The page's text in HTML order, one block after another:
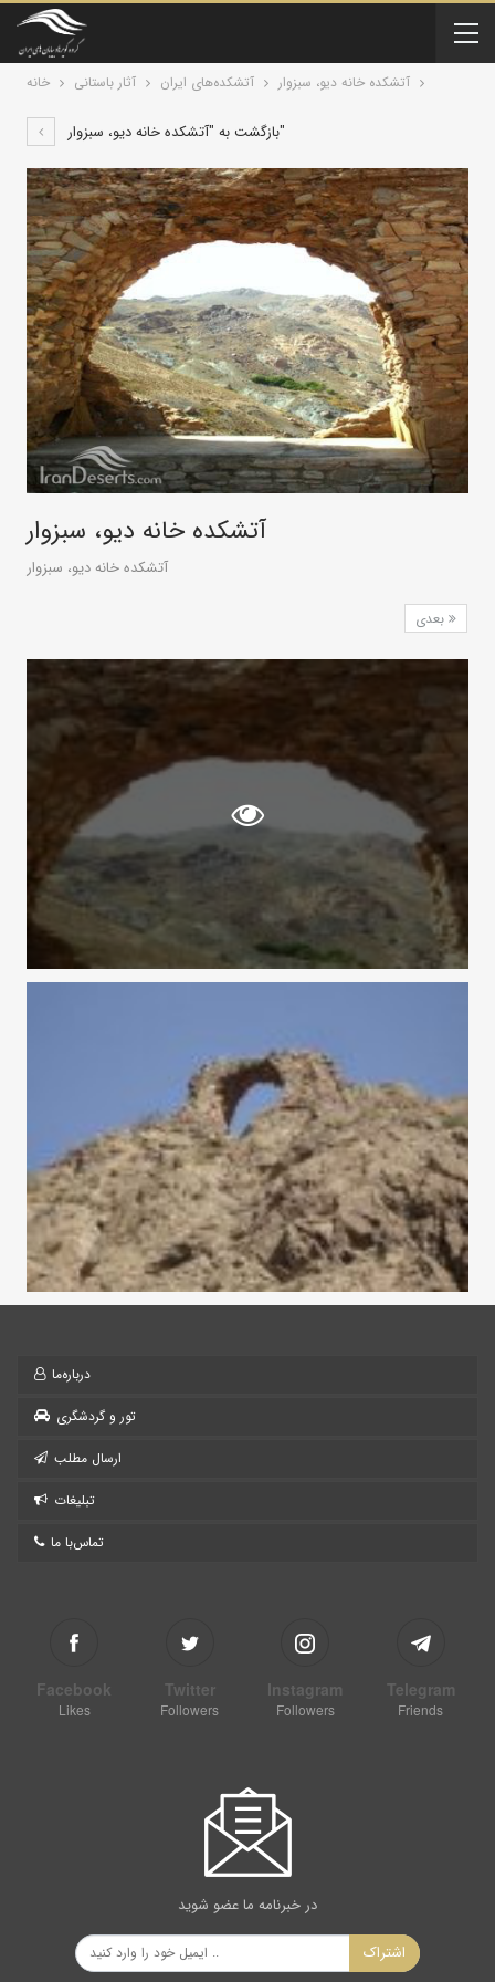
خانه آثار باستانی آتشکده‌های ایران آتشکده خانه دیو، سبزوار
بازگشت به "آتشکده خانه دیو، سبزوار"
آتشکده خانه دیو، سبزوار
آتشکده خانه دیو، سبزوار
درباره‌ما
تور و گردشگری
ارسال مطلب
تبلیغات
تماس‌با ما
Facebook
Likes
Twitter
Followers
Instagram
Followers
Telegram
Friends
در خبرنامه ما عضو شوید
اشتراک